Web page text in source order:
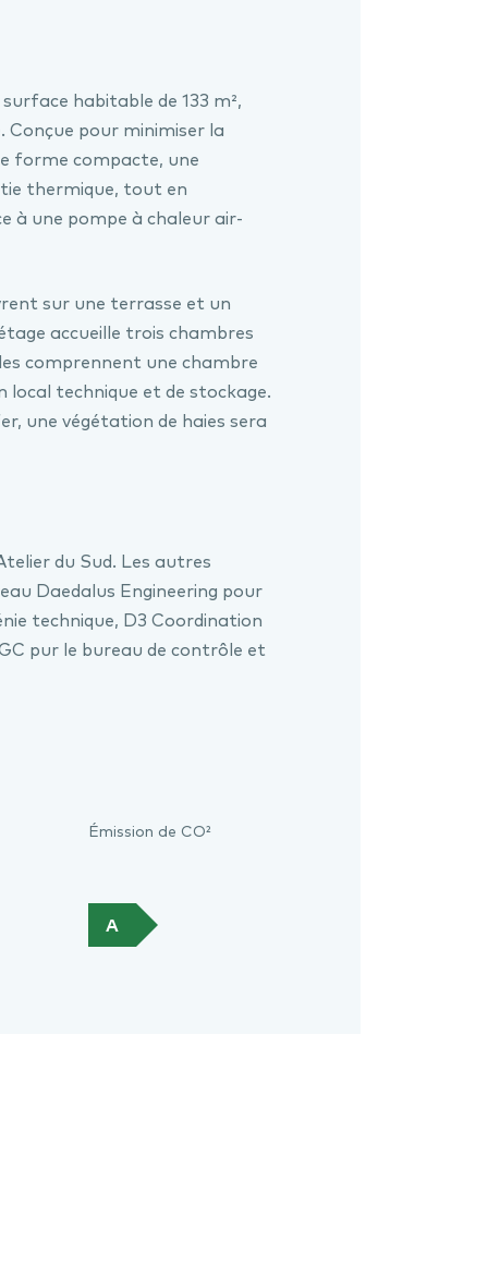
habitable de 133 m²,
pour minimiser la
forme compacte, une
thermique, tout en
à une pompe à chaleur air-
sur une terrasse et un
accueille trois chambres
comprennent une chambre
local technique et de stockage.
une végétation de haies sera
du Sud. Les autres
Daedalus Engineering pour
technique, D3 Coordination
pur le bureau de contrôle et
Émission de CO²
A